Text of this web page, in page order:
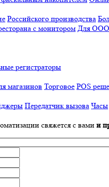
Российского производства
с монитором Для ООО
регистраторы
магазинов Торговое POS
Передатчик вызова Часы
свяжется с вами и